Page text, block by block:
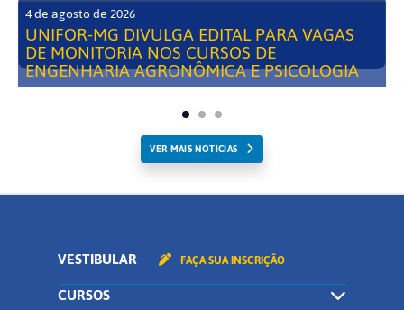
4 de agosto de 2026
UNIFOR-MG DIVULGA EDITAL PARA VAGAS
DE MONITORIA NOS CURSOS DE
ENGENHARIA AGRONÔMICA E PSICOLOGIA
VER MAIS NOTICIAS
VESTIBULAR FAÇA SUA INSCRIÇÃO
CURSOS